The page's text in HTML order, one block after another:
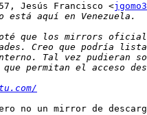
Jesús Francisco <
no un mirror de